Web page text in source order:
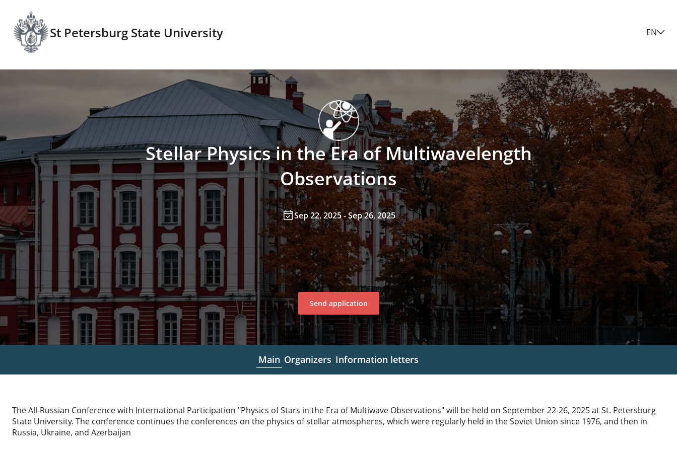
St Petersburg State University EN
Stellar Physics in the Era of Multiwavelength
Observations
Sep 22, 2025 - Sep 26, 2025
Send application
Main Organizers Information letters
The All-Russian Conference with International Participation "Physics of Stars in the Era of Multiwave Observations" will be held on September 22-26, 2025 at St. Petersburg
State University. The conference continues the conferences on the physics of stellar atmospheres, which were regularly held in the Soviet Union since 1976, and then in
Russia, Ukraine, and Azerbaijan